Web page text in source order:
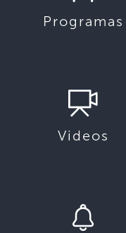
Programas
Videos